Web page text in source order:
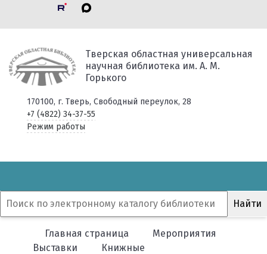
Тверская областная универсальная
научная библиотека им. А. М.
Горького
170100, г. Тверь, Свободный переулок, 28
+7 (4822) 34-37-55
Режим работы
Главная страница
Мероприятия
Выставки
Книжные